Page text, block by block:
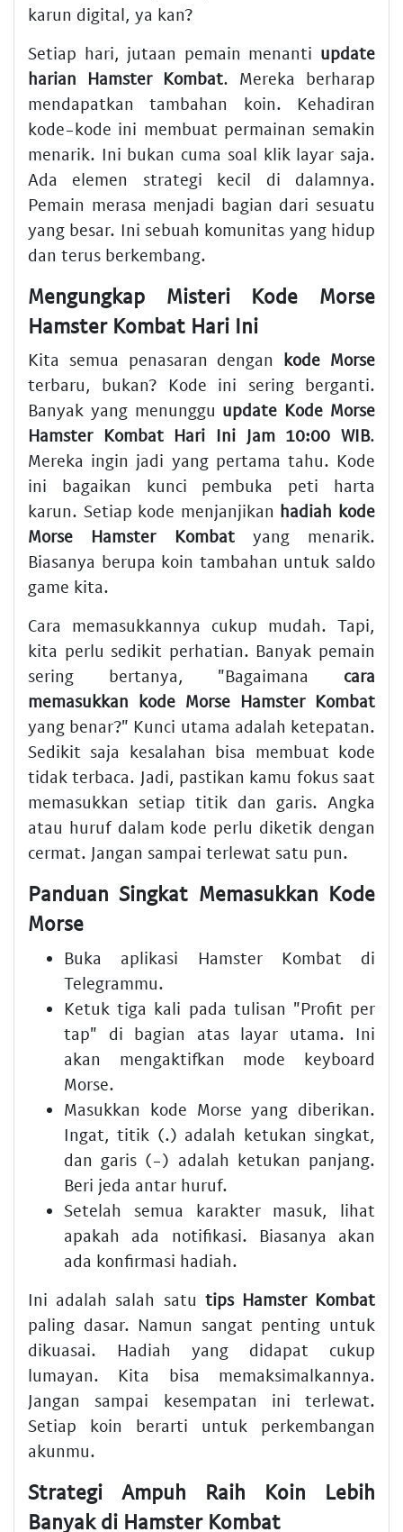
karun digital, ya kan?
Setiap hari, jutaan pemain menanti update
harian Hamster Kombat. Mereka berharap
mendapatkan tambahan koin. Kehadiran
kode-kode ini membuat permainan semakin
menarik. Ini bukan cuma soal klik layar saja.
Ada elemen strategi kecil di dalamnya.
Pemain merasa menjadi bagian dari sesuatu
yang besar. Ini sebuah komunitas yang hidup
dan terus berkembang.
Mengungkap Misteri Kode Morse
Hamster Kombat Hari Ini
Kita semua penasaran dengan kode Morse
terbaru, bukan? Kode ini sering berganti.
Banyak yang menunggu update Kode Morse
Hamster Kombat Hari Ini Jam 10:00 WIB.
Mereka ingin jadi yang pertama tahu. Kode
ini bagaikan kunci pembuka peti harta
karun. Setiap kode menjanjikan hadiah kode
Morse Hamster Kombatyang menarik.
Biasanya berupa koin tambahan untuk saldo
game kita.
Cara memasukkannya cukup mudah. Tapi,
kita perlu sedikit perhatian. Banyak pemain
sering bertanya, "Bagaimana cara
memasukkan kode Morse Hamster Kombat
yang benar?" Kunci utama adalah ketepatan.
Sedikit saja kesalahan bisa membuat kode
tidak terbaca. Jadi, pastikan kamu fokus saat
memasukkan setiap titik dan garis. Angka
atau huruf dalam kode perlu diketik dengan
cermat. Jangan sampai terlewat satu pun.
Panduan Singkat Memasukkan Kode
Morse
Buka aplikasi Hamster Kombat di
Telegrammu.
Ketuk tiga kali pada tulisan "Profit per
tap" di bagian atas layar utama. Ini
akan mengaktifkan mode keyboard
Morse.
Masukkan kode Morse yang diberikan.
Ingat, titik (.) adalah ketukan singkat,
dan garis (-) adalah ketukan panjang.
Beri jeda antar huruf.
Setelah semua karakter masuk, lihat
apakah ada notifikasi. Biasanya akan
ada konfirmasi hadiah.
Ini adalah salah satu tips Hamster Kombat
paling dasar. Namun sangat penting untuk
dikuasai. Hadiah yang didapat cukup
lumayan. Kita bisa memaksimalkannya.
Jangan sampai kesempatan ini terlewat.
Setiap koin berarti untuk perkembangan
akunmu.
Strategi Ampuh Raih Koin Lebih
Banyak di Hamster Kombat